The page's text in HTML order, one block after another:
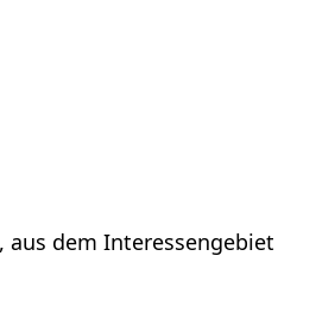
, aus dem Interessengebiet